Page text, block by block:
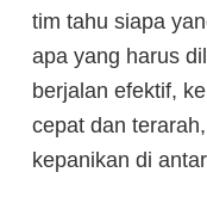
tim tahu siapa
apa yang harus
berjalan efektif,
cepat dan
kepanikan di